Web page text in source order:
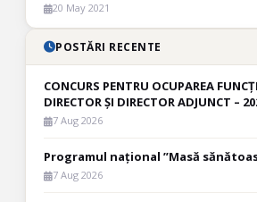
20 May 2021
POSTĂRI RECENTE
CONCURS PENTRU OCUPAREA
DIRECTOR ȘI DIRECTOR ADJUNCT –
7 Aug 2026
Programul național ”Masă
7 Aug 2026